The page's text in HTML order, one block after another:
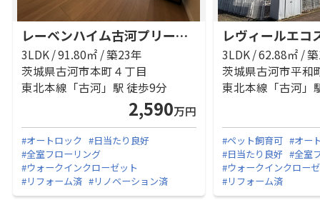
レーベンハイム古河プリームスフォルツァ
3LDK / 91.80㎡ / 築23年
茨城県古河市本町４丁目
東北本線「古河」駅 徒歩9分
2,590万円
#オートロック #日当たり良好
#全室フローリング
#ウォークインクローゼット
#リフォーム済 #リノベーション済
レヴィールエコ
3LDK / 62.88㎡ /
茨城県古河市平和
東北本線「古河」
#ペット飼育可 #オー
#日当たり良好 #全室
#ウォークインクロー
#リフォーム済